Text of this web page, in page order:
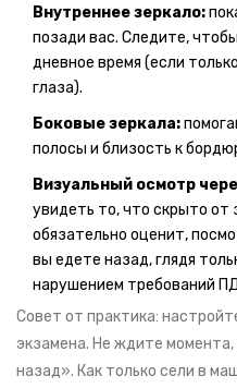
Внутреннее зеркало:
позади вас. Следите,
дневное время (если
глаза).
Боковые зеркала:
полосы и близость к
Визуальный осмотр
увидеть то, что скрыто от
обязательно оценит,
вы едете назад, глядя
нарушением требований
Совет от практика:
экзамена. Не ждите
назад». Как только сели в